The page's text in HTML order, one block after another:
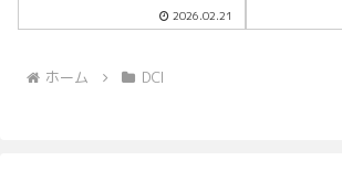
向けのビデオオーディションを
格始動が感じられます。ブルー
2026.02.21
とを発表し
ホーム DCI